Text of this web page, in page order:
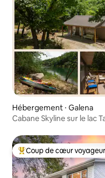
Hébergement ⋅ Galena
Cabane Skyline sur le lac
Coups de cœur voyageurs
Coup de cœur